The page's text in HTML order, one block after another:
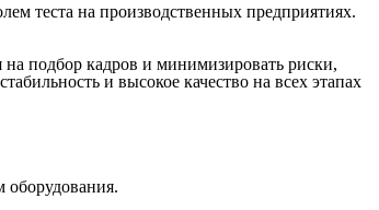
теста на производственных предприятиях.
на подбор кадров и минимизировать риски,
и высокое качество на всех этапах
оборудования.